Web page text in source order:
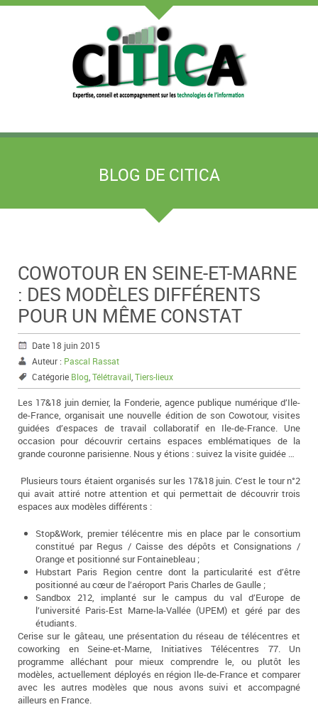
BLOG DE CITICA
COWOTOUR EN SEINE-ET-MARNE
: DES MODÈLES DIFFÉRENTS
POUR UN MÊME CONSTAT
Date 18 juin 2015
Auteur : Pascal Rassat
Catégorie Blog Télétravail Tiers-lieux
Les 17&18 juin dernier, la Fonderie, agence publique numérique d’Ile-
de-France, organisait une nouvelle édition de son Cowotour, visites
guidées d’espaces de travail collaboratif en Ile-de-France. Une
occasion pour découvrir certains espaces emblématiques de la
grande couronne parisienne. Nous y étions : suivez la visite guidée …
Plusieurs tours étaient organisés sur les 17&18 juin. C’est le tour n°2
qui avait attiré notre attention et qui permettait de découvrir trois
espaces aux modèles différents :
Stop&Work, premier télécentre mis en place par le consortium
constitué par Regus / Caisse des dépôts et Consignations /
Orange et positionné sur Fontainebleau ;
Hubstart Paris Region centre dont la particularité est d’être
positionné au cœur de l’aéroport Paris Charles de Gaulle ;
Sandbox 212, implanté sur le campus du val d’Europe de
l’université Paris-Est Marne-la-Vallée (UPEM) et géré par des
étudiants.
Cerise sur le gâteau, une présentation du réseau de télécentres et
coworking en Seine-et-Marne, Initiatives Télécentres 77. Un
programme alléchant pour mieux comprendre le, ou plutôt les
modèles, actuellement déployés en région Ile-de-France et comparer
avec les autres modèles que nous avons suivi et accompagné
ailleurs en France.